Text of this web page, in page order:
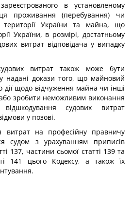
в установленому
проживання (перебування) чи
території України та майна, що
України, в розмірі, достатньому
витрат відповідача у випадку
витрат також може бути
надані докази того, що майновий
дії щодо відчуження майна чи інші
зробити неможливим виконання
судових витрат
у позові.
витрат на професійну правничу
судом з урахуванням приписів
137, частини сьомої статті 139 та
141 цього Кодексу, а також їх